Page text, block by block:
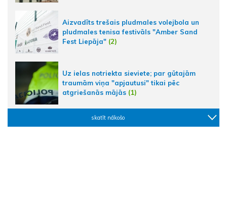
Aizvadīts trešais pludmales volejbola un
pludmales tenisa festivāls "Amber Sand
Fest Liepāja" (2)
Uz ielas notriekta sieviete; par gūtajām
traumām viņa "apjautusi" tikai pēc
atgriešanās mājās (1)
skatīt nākošo